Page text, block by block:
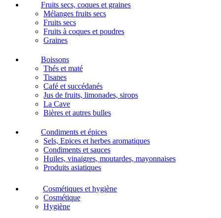
Fruits secs, coques et graines
Mélanges fruits secs
Fruits secs
Fruits à coques et poudres
Graines
Boissons
Thés et maté
Tisanes
Café et succédanés
Jus de fruits, limonades, sirops
La Cave
Bières et autres bulles
Condiments et épices
Sels, Epices et herbes aromatiques
Condiments et sauces
Huiles, vinaigres, moutardes, mayonnaises
Produits asiatiques
Cosmétiques et hygiène
Cosmétique
Hygiène